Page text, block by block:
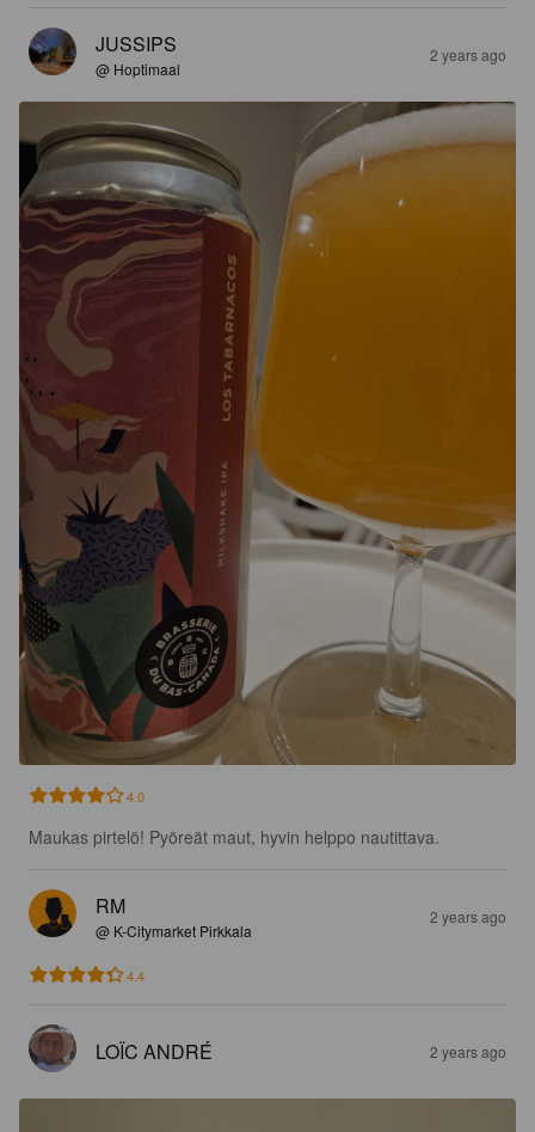
JUSSIPS
@ Hoptimaal
2 years ago
4.0
Maukas pirtelö! Pyöreät maut, hyvin helppo nautittava.
RM
@ K-Citymarket Pirkkala
2 years ago
4.4
LOÏC ANDRÉ 2 years ago